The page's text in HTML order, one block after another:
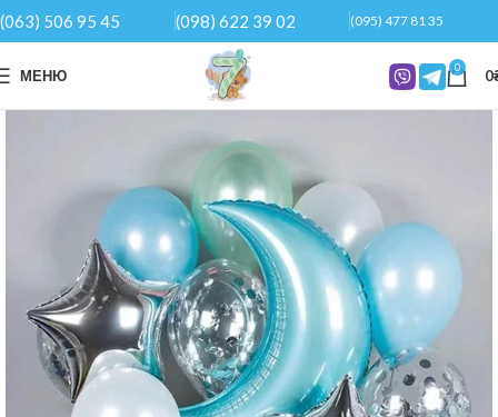
(063) 506 95 45 (098) 622 39 02 (095) 477 81 35
МЕНЮ 0 0